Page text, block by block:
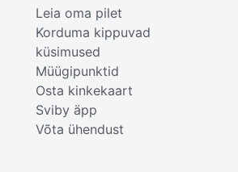
Leia oma pilet
Korduma kippuvad
küsimused
Müügipunktid
Osta kinkekaart
Sviby äpp
Võta ühendust